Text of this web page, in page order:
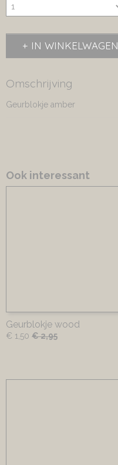
IN WINKELWAGEN
Omschrijving
Geurblokje amber
Ook interessant
Geurblokje wood
€ 1,50 € 2,95